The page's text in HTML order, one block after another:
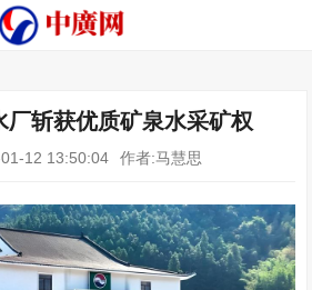
厂斩获优质矿泉水采矿权
12 13:50:04 作者:马慧思